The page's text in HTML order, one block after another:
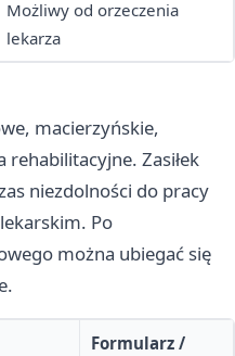
Możliwy od orzeczenia
lekarza
macierzyńskie,
rehabilitacyjne. Zasiłek
niezdolności do pracy
Po
można ubiegać się
Formularz /